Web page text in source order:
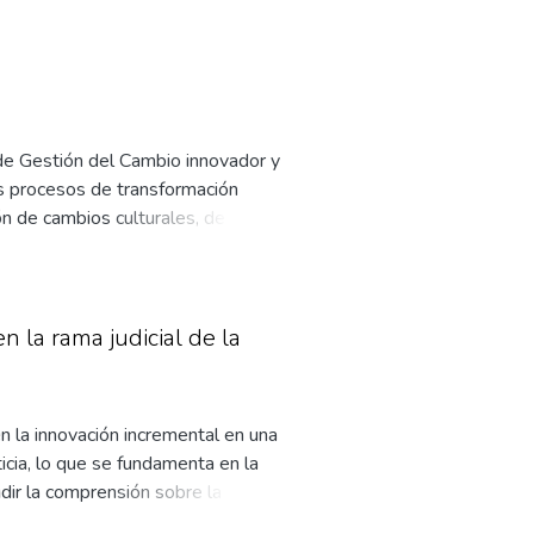
muestra de 51 agentes de
una relación negativa.
mejorar el desempeño
desarrollo profesional y
Gestión del Cambio innovador y
procesos de transformación
cambios culturales, de
y contribuir al logro de los
la rama judicial de la
innovación incremental en una
lo que se fundamenta en la
la comprensión sobre la
organizacional específico